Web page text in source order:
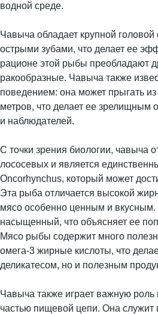
водной среде.
Чавыча обладает крупной
острыми зубами, что делает ее
рационе этой рыбы преобладают
ракообразные. Чавыча также
поведением: она может прыгать
метров, что делает ее зрелищным
и наблюдателей.
С точки зрения биологии, чавыча
лососевых и является
Oncorhynchus, который может
Эта рыба отличается высокой
мясо особенно ценным и
насыщенный, что объясняет ее
Мясо рыбы содержит много
омега-3 жирные кислоты, что
деликатесом, но и полезным
Чавыча также играет важную роль
частью пищевой цепи. Она служит